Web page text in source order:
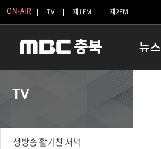
ON-AIR TV 제1FM 제2FM
뉴스
TV
생방송 활기찬 저녁